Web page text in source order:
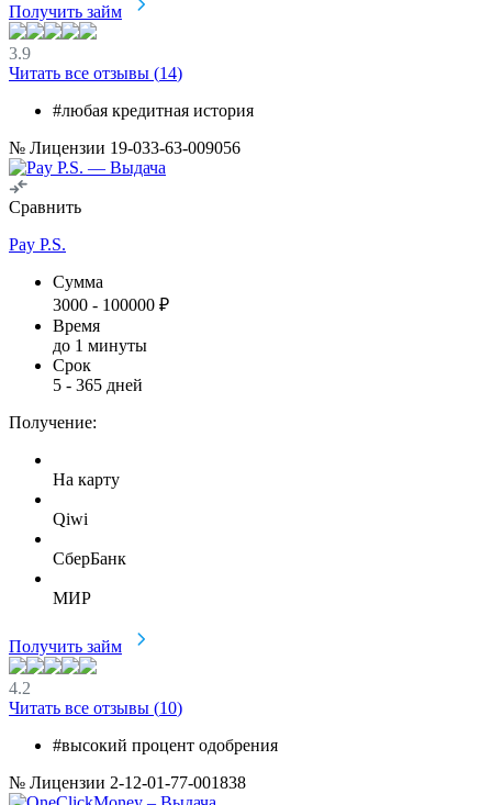
Получить займ
3.9
Читать все отзывы (14)
#любая кредитная история
№ Лицензии 19-033-63-009056
Сравнить
Pay P.S.
Сумма
3000 - 100000 ₽
Время
до 1 минуты
Срок
5 - 365 дней
Получение:
На карту
Qiwi
СберБанк
МИР
Получить займ
4.2
Читать все отзывы (10)
#высокий процент одобрения
№ Лицензии 2-12-01-77-001838